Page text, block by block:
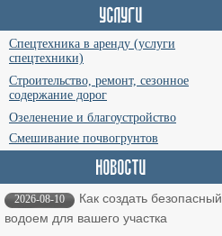
Спецтехника в аренду (услуги
спецтехники)
Строительство, ремонт, сезонное
содержание дорог
Озеленение и благоустройство
Смешивание почвогрунтов
2026-08-10
Как создать безопасный
водоем для вашего участка